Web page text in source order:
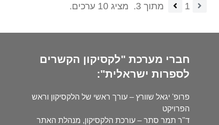
1 מתוך 3. מציג 10 ערכים.
חברי מערכת "לקסיקון הקשרים
לספרות ישראלית":
פרופ' יגאל שוורץ – עורך ראשי של הלקסיקון וראש
הפרויקט
ד"ר תמר סתר – עורכת הלקסיקון, מנהלת האתר